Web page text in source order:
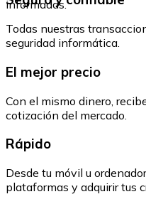
informadas.
Todas nuestras
seguridad informática.
El mejor precio
Con el mismo dinero,
cotización del mercado.
Rápido
Desde tu móvil u
plataformas y adquirir tus